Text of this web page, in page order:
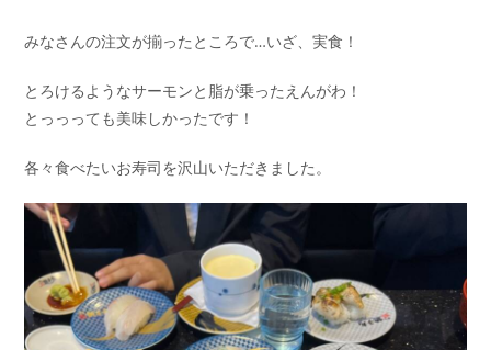
みなさんの注文が揃ったところで…いざ、実食！
とろけるようなサーモンと脂が乗ったえんがわ！
とっっっても美味しかったです！
各々食べたいお寿司を沢山いただきました。